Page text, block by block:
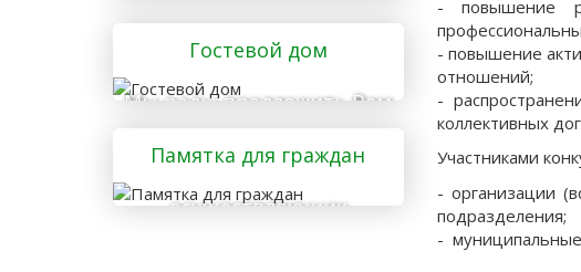
- повышение
- повышение
отношений;
-
коллективных
Участниками
- организации
подразделения;
- муниципальные
тех, кто отправляется в
лес
Гостевой дом
Мы рады предложить Вам
услуги гостевого дома
Памятка для граждан
осуществляющих